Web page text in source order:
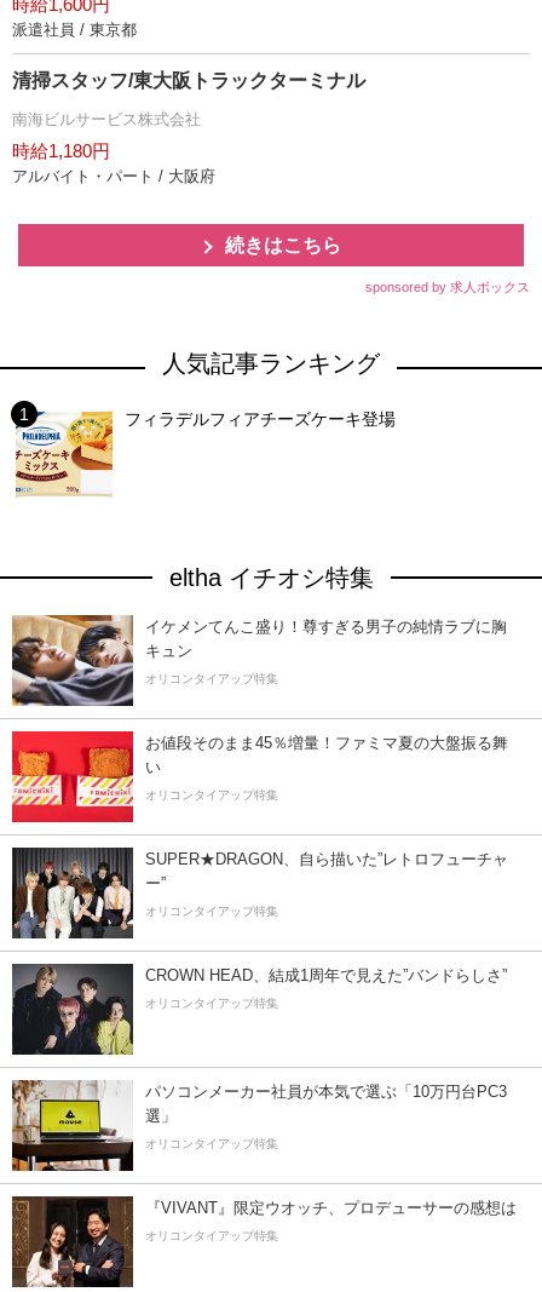
時給1,600円
派遣社員 / 東京都
清掃スタッフ/東大阪トラックターミナル
南海ビルサービス株式会社
時給1,180円
アルバイト・パート / 大阪府
続きはこちら
sponsored by 求人ボックス
人気記事ランキング
フィラデルフィアチーズケーキ登場
eltha イチオシ特集
イケメンてんこ盛り！尊すぎる男子の純情ラブに胸
キュン
オリコンタイアップ特集
お値段そのまま45％増量！ファミマ夏の大盤振る舞
い
オリコンタイアップ特集
SUPER★DRAGON、自ら描いた”レトロフューチャ
ー”
オリコンタイアップ特集
CROWN HEAD、結成1周年で見えた”バンドらしさ”
オリコンタイアップ特集
パソコンメーカー社員が本気で選ぶ「10万円台PC3
選」
オリコンタイアップ特集
『VIVANT』限定ウオッチ、プロデューサーの感想は
オリコンタイアップ特集